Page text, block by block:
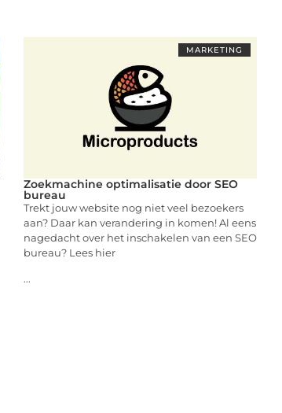
MARKETING
Zoekmachine optimalisatie door SEO
bureau
Trekt jouw website nog niet veel bezoekers
aan? Daar kan verandering in komen! Al eens
nagedacht over het inschakelen van een SEO
bureau? Lees hier
...